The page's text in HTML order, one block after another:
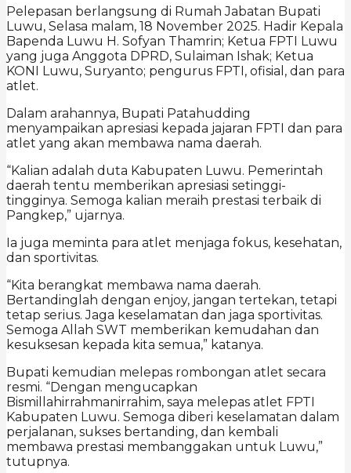
Pelepasan berlangsung di Rumah Jabatan Bupati
Luwu, Selasa malam, 18 November 2025. Hadir Kepala
Bapenda Luwu H. Sofyan Thamrin; Ketua FPTI Luwu
yang juga Anggota DPRD, Sulaiman Ishak; Ketua
KONI Luwu, Suryanto; pengurus FPTI, ofisial, dan para
atlet.
Dalam arahannya, Bupati Patahudding
menyampaikan apresiasi kepada jajaran FPTI dan para
atlet yang akan membawa nama daerah.
“Kalian adalah duta Kabupaten Luwu. Pemerintah
daerah tentu memberikan apresiasi setinggi-
tingginya. Semoga kalian meraih prestasi terbaik di
Pangkep,” ujarnya.
Ia juga meminta para atlet menjaga fokus, kesehatan,
dan sportivitas.
“Kita berangkat membawa nama daerah.
Bertandinglah dengan enjoy, jangan tertekan, tetapi
tetap serius. Jaga keselamatan dan jaga sportivitas.
Semoga Allah SWT memberikan kemudahan dan
kesuksesan kepada kita semua,” katanya.
Bupati kemudian melepas rombongan atlet secara
resmi. “Dengan mengucapkan
Bismillahirrahmanirrahim, saya melepas atlet FPTI
Kabupaten Luwu. Semoga diberi keselamatan dalam
perjalanan, sukses bertanding, dan kembali
membawa prestasi membanggakan untuk Luwu,”
tutupnya.